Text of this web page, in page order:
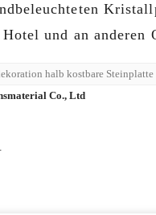
und an anderen
halb kostbare Steinplatte
Co., Ltd